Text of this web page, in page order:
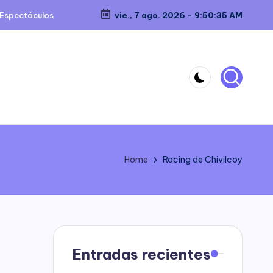
Espectáculos vie., 7 ago. 2026 - 9:50:35 AM
Home Racing de Chivilcoy
Entradas recientes